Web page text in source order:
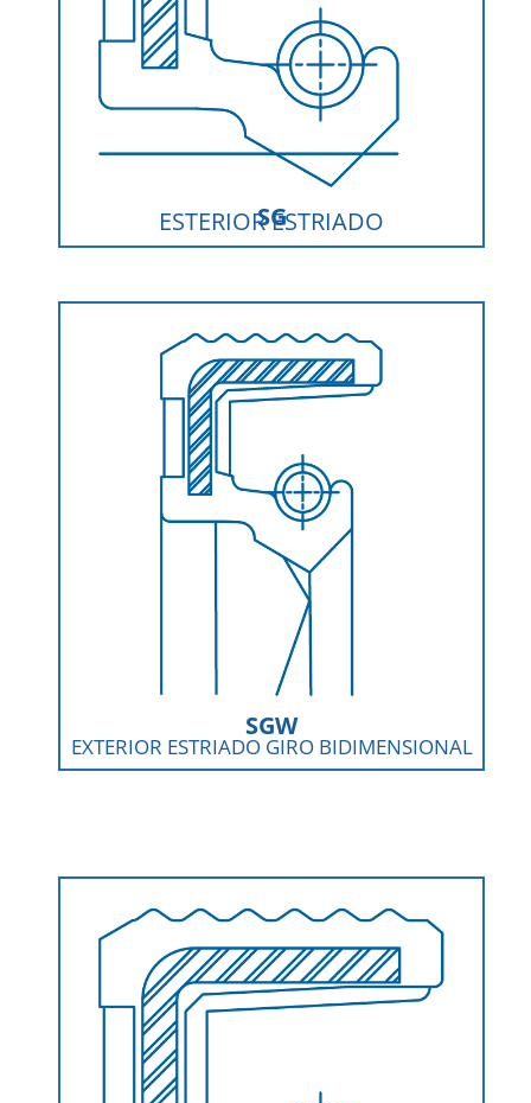
SG
ESTERIOR ESTRIADO
SGW
EXTERIOR ESTRIADO GIRO BIDIMENSIONAL